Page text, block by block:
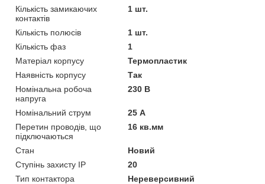
Кількість замикаючих
контактів
1 шт.
Кількість полюсів
1 шт.
Кількість фаз
1
Матеріал корпусу
Термопластик
Наявність корпусу
Так
Номінальна робоча
напруга
230 В
Номінальний струм
25 А
Перетин проводів, що
підключаються
16 кв.мм
Стан
Новий
Ступінь захисту IP
20
Тип контактора
Нереверсивний